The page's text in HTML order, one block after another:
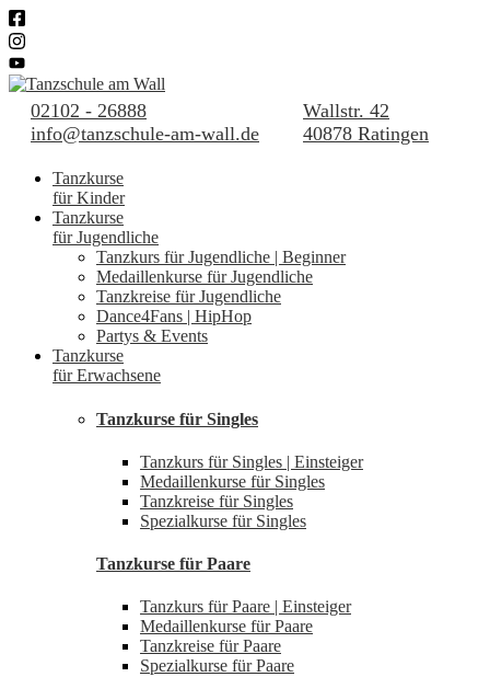
02102 - 26888
info@tanzschule-am-wall.de
Wallstr. 42
40878 Ratingen
Tanzkurse
für Kinder
Tanzkurse
für Jugendliche
Tanzkurs für Jugendliche | Beginner
Medaillenkurse für Jugendliche
Tanzkreise für Jugendliche
Dance4Fans | HipHop
Partys & Events
Tanzkurse
für Erwachsene
Tanzkurse für Singles
Tanzkurs für Singles | Einsteiger
Medaillenkurse für Singles
Tanzkreise für Singles
Spezialkurse für Singles
Tanzkurse für Paare
Tanzkurs für Paare | Einsteiger
Medaillenkurse für Paare
Tanzkreise für Paare
Spezialkurse für Paare